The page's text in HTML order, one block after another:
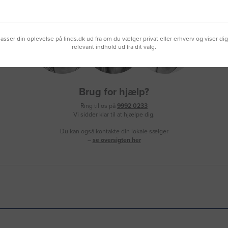
Brug for hjælp?
Ring til os på 9992 0233
Vi sidder klar til at hjælpe dig.
Du kan også kontakte din lokale sælger
– se oversigten her
din oplevelse på linds.dk ud fra om du vælger privat eller erhverv og viser
relevant indhold ud fra dit valg.